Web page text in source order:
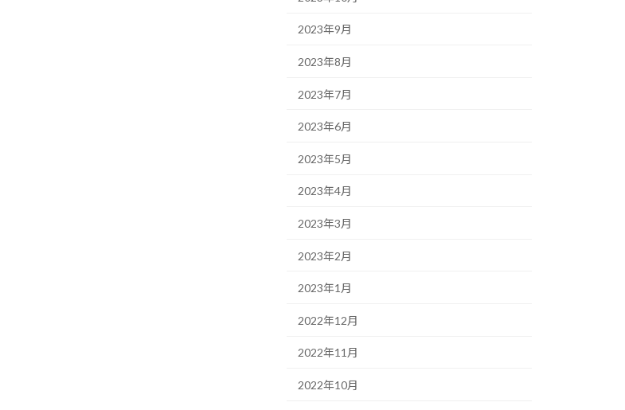
2023年9月
2023年8月
2023年7月
2023年6月
2023年5月
2023年4月
2023年3月
2023年2月
2023年1月
2022年12月
2022年11月
2022年10月